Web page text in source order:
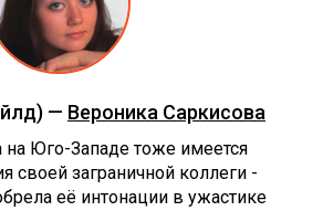
— Вероника Саркисова
на Юго-Западе тоже имеется
своей заграничной коллеги -
её интонации в ужастике